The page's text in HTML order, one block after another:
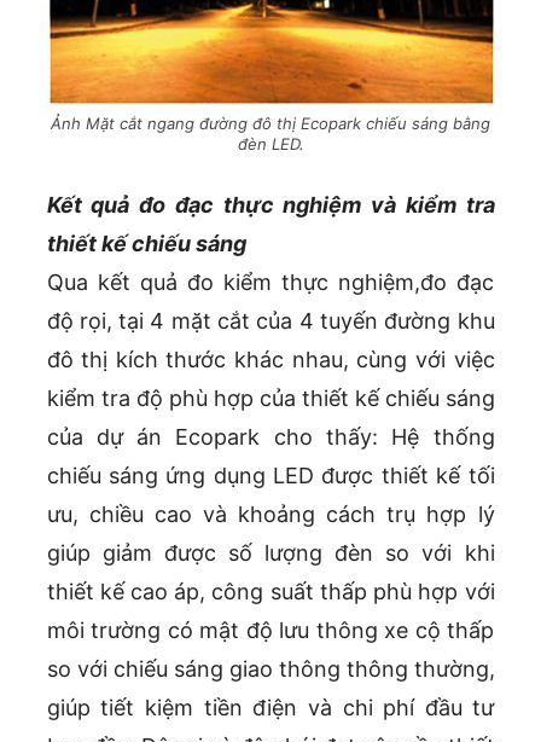
Ảnh Mặt cắt ngang đường đô thị Ecopark chiếu sáng bằng
đèn LED.
Kết quả đo đạc thực nghiệm và kiểm tra
thiết kế chiếu sáng
Qua kết quả đo kiểm thực nghiệm,đo đạc
độ rọi, tại 4 mặt cắt của 4 tuyến đường khu
đô thị kích thước khác nhau, cùng với việc
kiểm tra độ phù hợp của thiết kế chiếu sáng
của dự án Ecopark cho thấy: Hệ thống
chiếu sáng ứng dụng LED được thiết kế tối
ưu, chiều cao và khoảng cách trụ hợp lý
giúp giảm được số lượng đèn so với khi
thiết kế cao áp, công suất thấp phù hợp với
môi trường có mật độ lưu thông xe cộ thấp
so với chiếu sáng giao thông thông thường,
giúp tiết kiệm tiền điện và chi phí đầu tư